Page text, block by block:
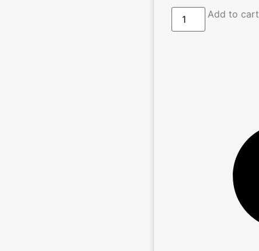
Add to cart